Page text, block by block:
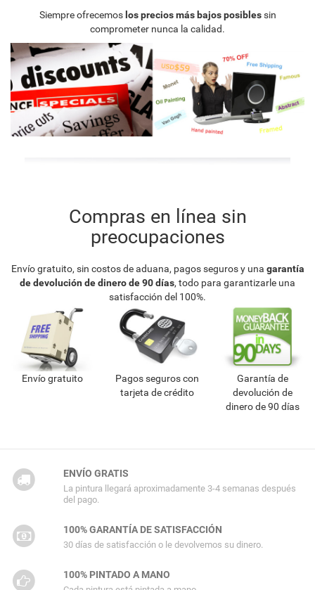
Siempre ofrecemos los precios más bajos posiblessin
comprometer nunca la calidad.
Compras en línea sin
preocupaciones
Envío gratuito, sin costos de aduana, pagos seguros y una garantía
de devolución de dinero de 90 días, todo para garantizarle una
satisfacción del 100%.
Envío gratuito
Pagos seguros con
tarjeta de crédito
Garantía de
devolución de
dinero de 90 días
ENVÍO GRATIS
La pintura llegará aproximadamente 3-4 semanas después
del pago.
100% GARANTÍA DE SATISFACCIÓN
30 días de satisfacción o le devolvemos su dinero.
100% PINTADO A MANO